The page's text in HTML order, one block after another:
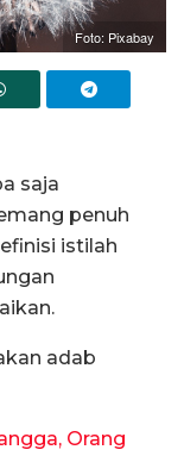
Foto: Pixabay
saja
penuh
istilah
adab
Orang